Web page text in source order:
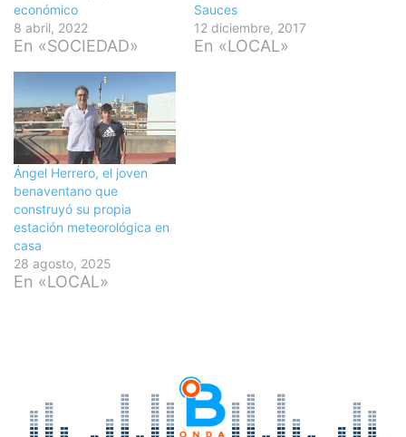
económico
8 abril, 2022
En «SOCIEDAD»
Sauces
12 diciembre, 2017
En «LOCAL»
Ángel Herrero, el joven
benaventano que
construyó su propia
estación meteorológica en
casa
28 agosto, 2025
En «LOCAL»